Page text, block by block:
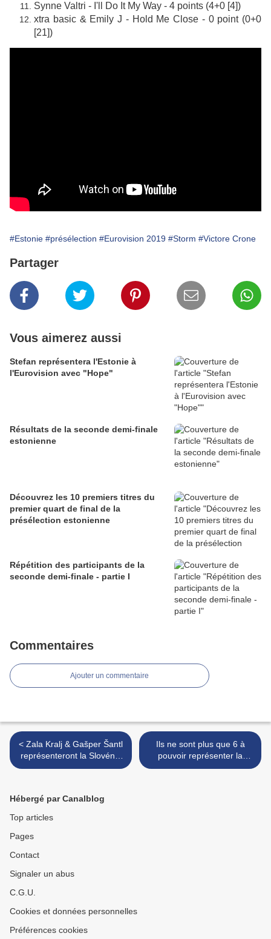
Synne Valtri - I'll Do It My Way - 4 points (4+0 [4])
xtra basic & Emily J - Hold Me Close - 0 point (0+0
[21])
#Estonie #présélection #Eurovision 2019 #Storm #Victore Crone
Partager
Vous aimerez aussi
Stefan représentera l'Estonie à
l'Eurovision avec "Hope"
Résultats de la seconde demi-finale
estonienne
Découvrez les 10 premiers titres du
premier quart de final de la
présélection estonienne
Répétition des participants de la
seconde demi-finale - partie I
Commentaires
Ajouter un commentaire
< Zala Kralj & Gašper Šantl
représenteront la Slovénie
à Tel Aviv avec "Sebi"
Ils ne sont plus que 6 à
pouvoir représenter la
Géorgie à Tel Aviv... en
Hébergé par Canalblog
Top articles
Pages
Contact
Signaler un abus
C.G.U.
Cookies et données personnelles
Préférences cookies